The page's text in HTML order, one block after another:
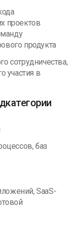
проектов
продукта
сотрудничества,
участия в
баз
SaaS-